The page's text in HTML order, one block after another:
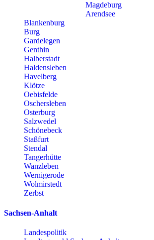
Magdeburg
Arendsee
Blankenburg
Burg
Gardelegen
Genthin
Halberstadt
Haldensleben
Havelberg
Klötze
Oebisfelde
Oschersleben
Osterburg
Salzwedel
Schönebeck
Staßfurt
Stendal
Tangerhütte
Wanzleben
Wernigerode
Wolmirstedt
Zerbst
Sachsen-Anhalt
Landespolitik